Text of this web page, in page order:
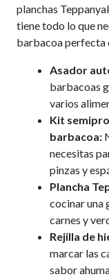
planchas
tiene todo lo que
barbacoa perfecta
Asador
barbacoas
varios
Kit
barbacoa:
necesitas
pinzas y
Plancha
cocinar una
carnes y
Rejilla de
marcar las
sabor